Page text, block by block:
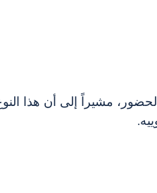
مشيراً إلى أن هذا